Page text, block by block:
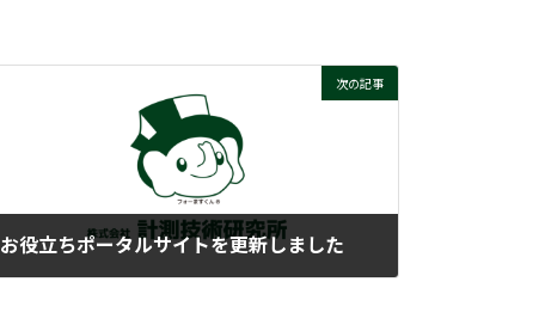
次の記事
お役立ちポータルサイトを更新しました